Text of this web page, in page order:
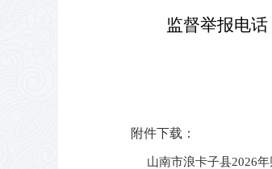
监督举报电话
浪
附件下载：
山南市浪卡子县2026